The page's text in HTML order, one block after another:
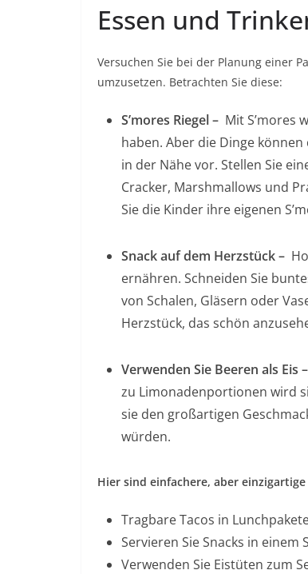
Essen und
Versuchen Sie bei der Planung einer
umzusetzen. Betrachten Sie diese:
S’mores Riegel – Mit S’mores
haben. Aber die Dinge
in der Nähe vor. Stellen Sie
Cracker, Marshmallows und
Sie die Kinder ihre eigenen
Snack auf dem Herzstück –
ernähren. Schneiden Sie
von Schalen, Gläsern oder
Herzstück, das schön
Verwenden Sie Beeren als Eis –
zu Limonadenportionen wird
sie den großartigen
würden.
Hier sind einfachere, aber
Tragbare Tacos in
Servieren Sie Snacks in
Verwenden Sie Eistüten zum